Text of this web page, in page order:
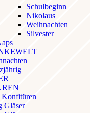
Schulbeginn
Nikolaus
Weihnachten
Silvester
Gläser